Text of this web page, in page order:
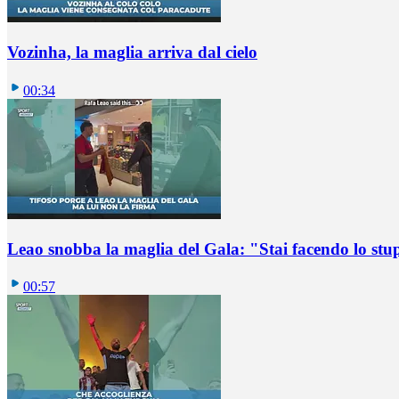
Vozinha, la maglia arriva dal cielo
00:34
Leao snobba la maglia del Gala: "Stai facendo lo
00:57